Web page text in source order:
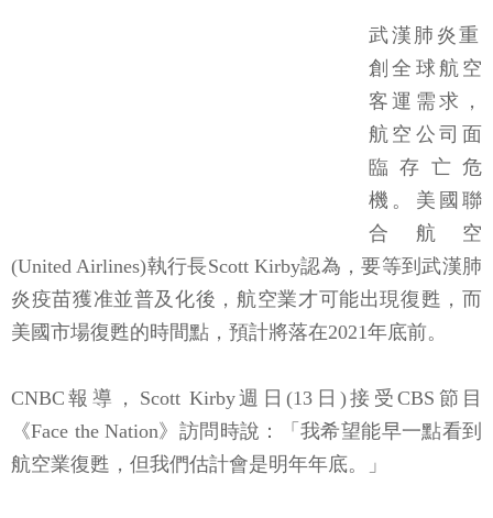
武漢肺炎重
創全球航空
客運需求，
航空公司面
臨存亡危
機。美國聯
合航空
(United Airlines)執行長Scott Kirby認為，要等到武漢肺
炎疫苗獲准並普及化後，航空業才可能出現復甦，而
美國市場復甦的時間點，預計將落在2021年底前。
CNBC報導，Scott Kirby週日(13日)接受CBS節目
《Face the Nation》訪問時說：「我希望能早一點看到
航空業復甦，但我們估計會是明年年底。」